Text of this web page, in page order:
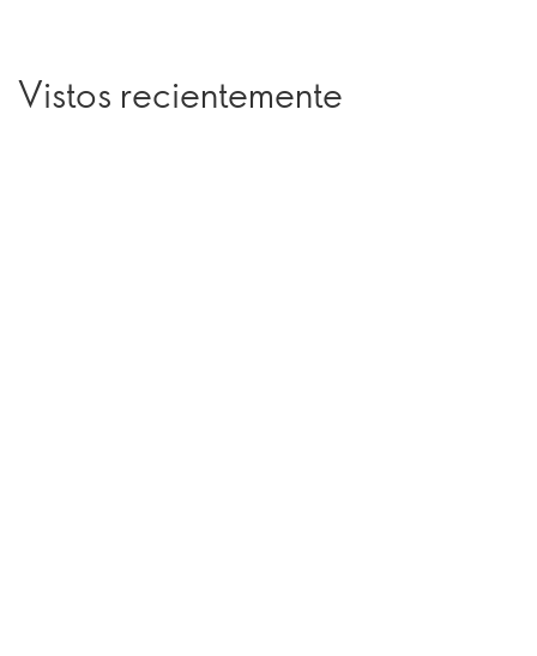
Vistos recientemente